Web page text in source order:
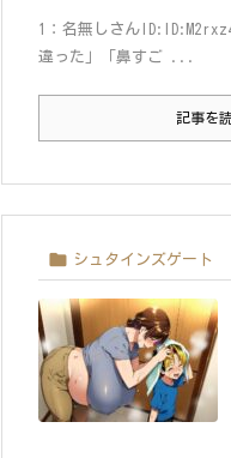
1：名無しさん
違った」「鼻すご ...
記事を
 シュタインズゲート